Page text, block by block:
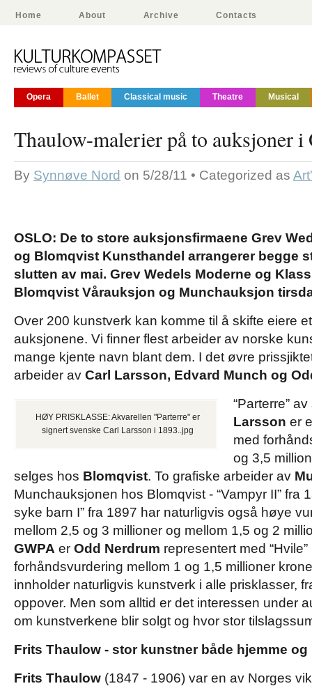
Home About Archive Contacts
Opera Ballet Classical music Theatre Musical
Thaulow-malerier på to auksjoner i
By Synnøve Nord on 5/28/11 • Categorized as
OSLO: De to store auksjonsfirmaene Grev
og Blomqvist Kunsthandel arrangerer begge
slutten av mai. Grev Wedels Moderne og
Blomqvist Vårauksjon og Munchauksjon
Over 200 kunstverk kan komme til å skifte eiere
auksjonene. Vi finner flest arbeider av norske
mange kjente navn blant dem. I det øvre
arbeider av Carl Larsson, Edvard Munch og
HØY PRISKLASSE: Akvarellen "Parterre" er
signert svenske Carl Larsson i 1893..jpg
“Parterre”
Larsson er
med
og 3,5
selges hos Blomqvist. To grafiske arbeider av
Munchauksjonen hos Blomqvist - “Vampyr II” fra
syke barn I” fra 1897 har naturligvis også høye
mellom 2,5 og 3 millioner og mellom 1,5 og 2
GWPA er Odd Nerdrum representert med
forhåndsvurdering mellom 1 og 1,5 millioner
innholder naturligvis kunstverk i alle prisklasser,
oppover. Men som alltid er det interessen under
om kunstverkene blir solgt og hvor stor
Frits Thaulow - stor kunstner både hjemme og
Frits Thaulow (1847 - 1906) var en av Norges